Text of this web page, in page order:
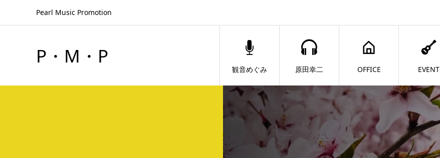
Pearl Music Promotion
P・M・P
観音めぐみ 原田幸二 OFFICE EVENT